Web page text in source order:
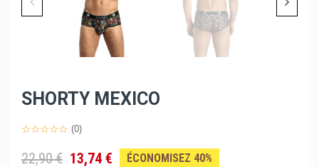
SHORTY MEXICO
(0)
22,90 € 13,74 € ÉCONOMISEZ 40%